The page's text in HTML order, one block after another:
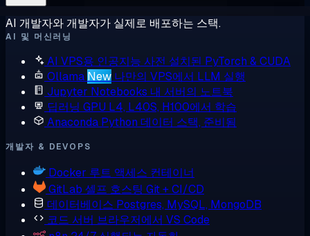
AI 개발자와 개발자가 실제로 배포하는 스택.
AI 및 머신러닝
AI VPS용 인공지능 사전 설치된 PyTorch & CUDA
Ollama New 나만의 VPS에서 LLM 실행
Jupyter Notebooks 내 서버의 노트북
딥러닝 GPU L4, L40S, H100에서 학습
Anaconda Python 데이터 스택, 준비됨
개발자 & DEVOPS
Docker 루트 액세스 컨테이너
GitLab 셀프 호스팅 Git + CI/CD
데이터베이스 Postgres, MySQL, MongoDB
코드 서버 브라우저에서 VS Code